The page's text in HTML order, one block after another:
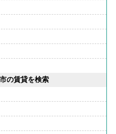
の賃貸を検索